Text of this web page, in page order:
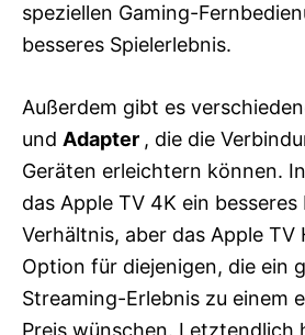
speziellen Gaming-
besseres Spielerlebnis.
Außerdem gibt es
und Adapter , die die
Geräten erleichtern können.
das Apple TV 4K ein
Verhältnis, aber das Apple TV
Option für diejenigen, die ein
Streaming-Erlebnis zu einem
Preis wünschen. Letztendlich